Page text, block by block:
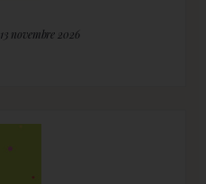
par vendredi 13 novembre à 17h30 - 13 novembre 2026